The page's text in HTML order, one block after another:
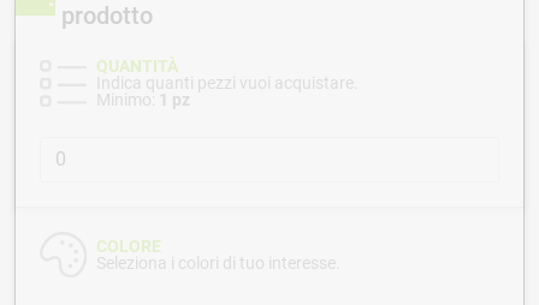
prodotto
QUANTITÀ
Indica quanti pezzi vuoi acquistare.
Minimo: 1 pz
COLORE
Seleziona i colori di tuo interesse.